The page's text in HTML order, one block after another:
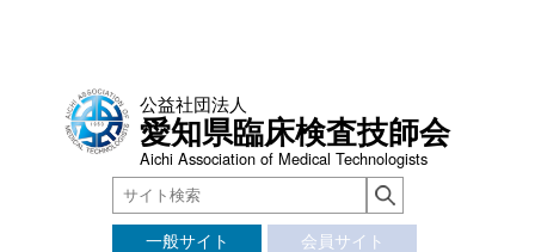
公益社団法人
愛知県臨床検査技師会
Aichi Association of Medical Technologists
一般サイト
会員サイト